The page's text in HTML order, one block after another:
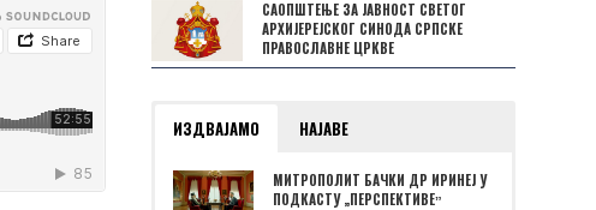
САОПШТЕЊЕ ЗА ЈАВНОСТ СВЕТОГ
АРХИЈЕРЕЈСКОГ СИНОДА СРПСКЕ
ПРАВОСЛАВНЕ ЦРКВЕ
ИЗДВАЈАМО НАЈАВЕ
МИТРОПОЛИТ БАЧКИ ДР ИРИНЕЈ У
ПОДКАСТУ „ПЕРСПЕКТИВЕˮ